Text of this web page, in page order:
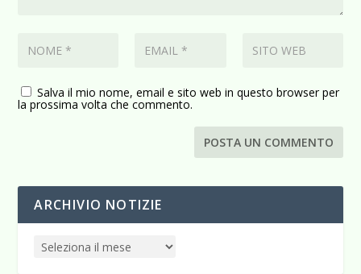
Salva il mio nome, email e sito web in questo browser per
la prossima volta che commento.
ARCHIVIO NOTIZIE